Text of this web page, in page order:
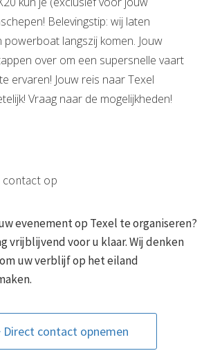
Belevingstip: wij laten
langszij komen. Jouw
over om een supersnelle vaart
ervaren! Jouw reis naar Texel
Vraag naar de mogelijkheden!
contact op
evenement op Texel te organiseren?
vrijblijvend voor u klaar. Wij denken
uw verblijf op het eiland
Direct contact opnemen